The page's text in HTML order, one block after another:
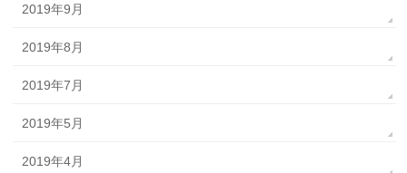
2019年9月
2019年8月
2019年7月
2019年5月
2019年4月